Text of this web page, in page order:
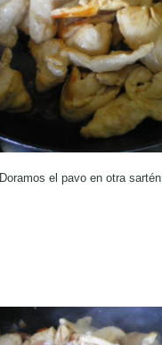
Doramos el pavo en otra sartén